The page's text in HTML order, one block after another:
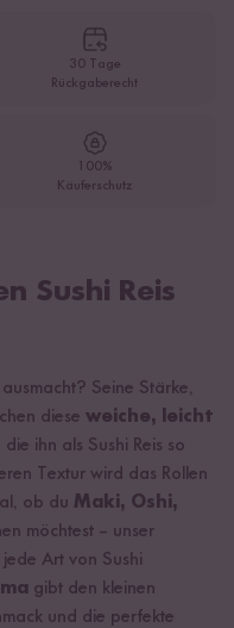
30 Tage
Rückgaberecht
100%
Käuferschutz
Sushi Reis
Seine Stärke,
diese weiche, leicht
ihn als Sushi Reis so
Textur wird das Rollen
ob du Maki, Oshi,
möchtest – unser
Art von Sushi
gibt den kleinen
und die perfekte